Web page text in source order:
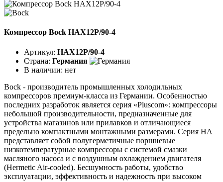
Компрессор Bock HAX12P/90-4
Артикул: HAX12P/90-4
Страна: Германия
В наличии: нет
Bock - производитель промышленных холодильных
компрессоров премиум-класса из Германии. Особенностью
последних разработок является серия «Pluscom»: компрессоры
небольшой производительности, предназначенные для
устройства магазинов или прилавков и отличающиеся
предельно компактными монтажными размерами. Серия HA
представляет собой полугерметичные поршневые
низкотемпературные компрессоры с системой смазки
масляного насоса и с воздушным охлаждением двигателя
(Hermetic Air-cooled). Бесшумность работы, удобство
эксплуатации, эффективность и надежность при высоком